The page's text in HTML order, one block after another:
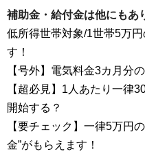
補助金・給付金は他にもあ
低所得世帯対象/1世帯5万
す！
【号外】電気料金3カ月分
【超必見】1人あたり一律
開始する？
【要チェック】一律5万円
金”がもらえます！